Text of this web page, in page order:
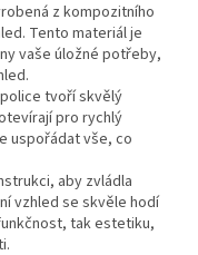
z kompozitního
Tento materiál je
vaše úložné potřeby,
tvoří skvělý
pro rychlý
uspořádat vše, co
aby zvládla
vzhled se skvěle hodí
tak estetiku,